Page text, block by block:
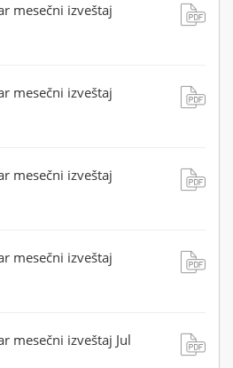
mesečni izveštaj
mesečni izveštaj
mesečni izveštaj
mesečni izveštaj
mesečni izveštaj Jul